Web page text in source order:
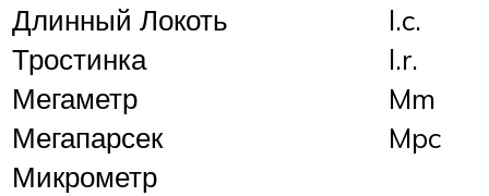
Длинный Локоть
l.c.
Тростинка
l.r.
Мегаметр
Mm
Мегапарсек
Mpc
Микрометр